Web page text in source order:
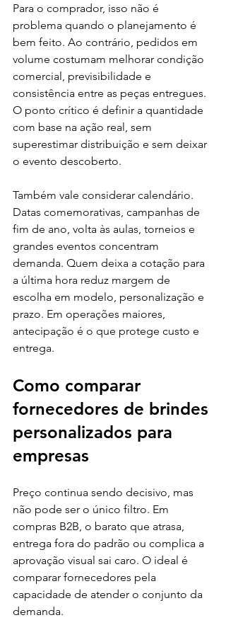
Para o comprador, isso não é
problema quando o planejamento é
bem feito. Ao contrário, pedidos em
volume costumam melhorar condição
comercial, previsibilidade e
consistência entre as peças entregues.
O ponto crítico é definir a quantidade
com base na ação real, sem
superestimar distribuição e sem deixar
o evento descoberto.
Também vale considerar calendário.
Datas comemorativas, campanhas de
fim de ano, volta às aulas, torneios e
grandes eventos concentram
demanda. Quem deixa a cotação para
a última hora reduz margem de
escolha em modelo, personalização e
prazo. Em operações maiores,
antecipação é o que protege custo e
entrega.
Como comparar
fornecedores de brindes
personalizados para
empresas
Preço continua sendo decisivo, mas
não pode ser o único filtro. Em
compras B2B, o barato que atrasa,
entrega fora do padrão ou complica a
aprovação visual sai caro. O ideal é
comparar fornecedores pela
capacidade de atender o conjunto da
demanda.